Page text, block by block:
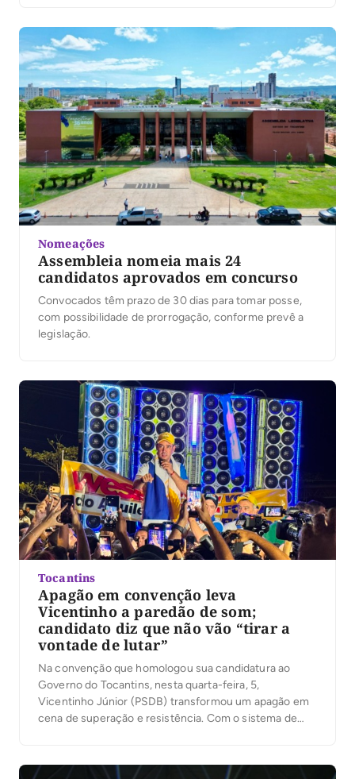
Nomeações
Assembleia nomeia mais 24
candidatos aprovados em concurso
Convocados têm prazo de 30 dias para tomar posse,
com possibilidade de prorrogação, conforme prevê a
legislação.
Tocantins
Apagão em convenção leva
Vicentinho a paredão de som;
candidato diz que não vão “tirar a
vontade de lutar”
Na convenção que homologou sua candidatura ao
Governo do Tocantins, nesta quarta-feira, 5,
Vicentinho Júnior (PSDB) transformou um apagão em
cena de superação e resistência. Com o sistema de
palco, subiu em um paredão de som e, iluminado por